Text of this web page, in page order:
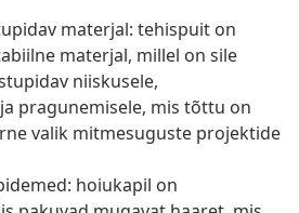
materjal: tehispuit on
materjal, millel on sile
niiskusele,
pragunemisele, mis tõttu on
valik mitmesuguste projektide
hoiukapil on